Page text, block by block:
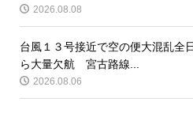
2026.08.08
台風１３号接近で空の便大混乱全
ら大量欠航 宮古路線...
2026.08.06